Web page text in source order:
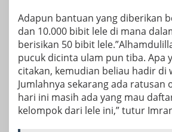
Adapun bantuan yang diberikan
dan 10.000 bibit lele di mana
berisikan 50 bibit
pucuk dicinta ulam pun tiba. Apa
citakan, kemudian beliau hadir di
Jumlahnya sekarang ada ratusan
hari ini masih ada yang mau
kelompok dari lele ini,” tutur